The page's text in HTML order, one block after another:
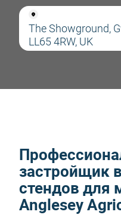
The Showground,
LL65 4RW, UK
застройщик
стендов для
Anglesey